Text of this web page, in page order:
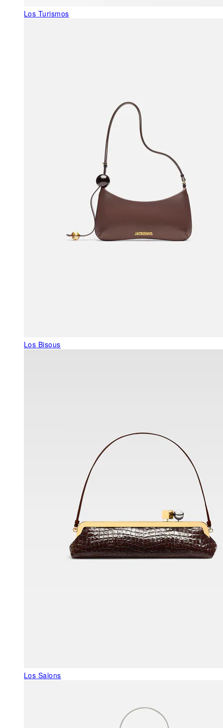
Los Turismos
Los Bisous
Los Salons